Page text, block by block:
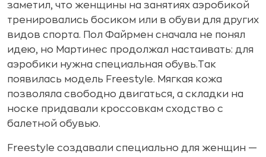
заметил, что женщины на занятиях аэробикой
тренировались босиком или в обуви для других
видов спорта. Пол Файрмен сначала не понял
идею, но Мартинес продолжал настаивать: для
аэробики нужна специальная обувь.Так
появилась модель Freestyle. Мягкая кожа
позволяла свободно двигаться, а складки на
носке придавали кроссовкам сходство с
балетной обувью.
Freestyle создавали специально для женщин —